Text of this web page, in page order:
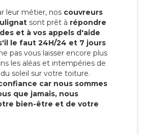
leur métier, nos couvreurs
sont prêt à répondre
et à vos appels d'aide
le faut 24H/24 et 7 jours
pas vous laisser encore plus
les aléas et intempéries de
soleil sur votre toiture.
car nous sommes
que jamais, nous
bien-être et de votre